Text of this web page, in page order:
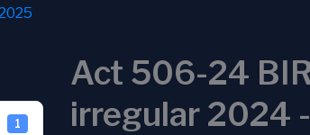
1
Act 506-24
irregular 2024